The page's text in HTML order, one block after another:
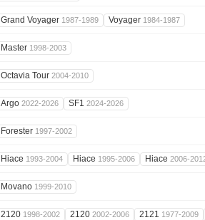
Grand Voyager 1987-1989 Voyager 1984-1987
Master 1998-2003
Octavia Tour 2004-2010
Argo 2022-2026 SF1 2024-2026
Forester 1997-2002
Hiace 1993-2004 Hiace 1995-2006 Hiace 2006-
Movano 1999-2010
2120 1998-2002 2120 2002-2006 2121 1977-2009